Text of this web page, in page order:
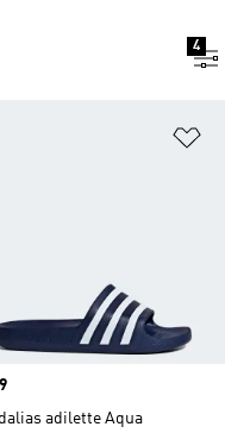
4
adilette Aqua